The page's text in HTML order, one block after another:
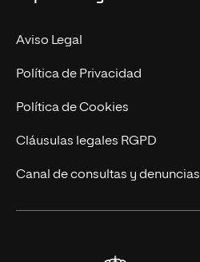
MBA
Marketing y Comunicación
Ingeniería
Diseño
Ciencias de la Salud
Nuestro Equipo
Contacto
Aviso Legal
Política de Privacidad
Política de Cookies
Cláusulas legales RGPD
Canal de consultas y denuncias